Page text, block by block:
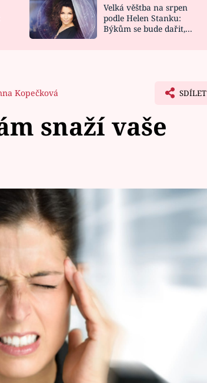
NOVINKY
VIDEORECEPTY
Velká věštba na srpen
podle Helen Stanku:
Býkům se bude dařit,
Kopečková SDÍLET
snaží vaše